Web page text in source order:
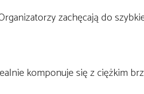
zachęcają do
komponuje się z ciężkim